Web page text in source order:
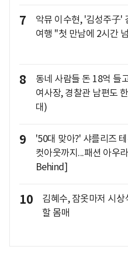
7
악뮤 이수현, '김성주子'
여행 "첫 만남에 2시간
8
동네 사람들 돈 18억 들
여사장, 경찰관 남편도
대)
9
'50대 맞아?' 샤를리즈
컷아웃까지...패션 아우
Behind]
10
김혜수, 잠옷마저 시상
할 몸매